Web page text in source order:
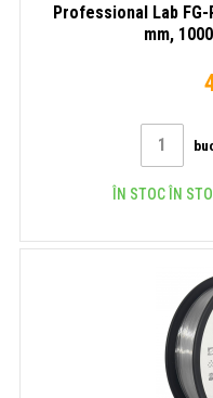
Professional Lab FG-
mm,
ÎN STOC ÎN